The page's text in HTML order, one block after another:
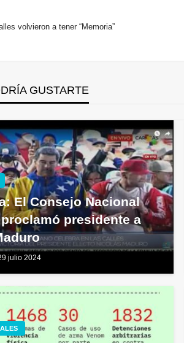
volvieron a tener “Memoria”
GUSTARTE
El Consejo Nacional
presidente a
julio 2024